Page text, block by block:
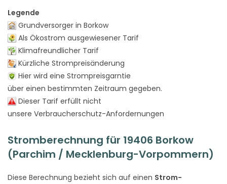
Legende
Grundversorger in Borkow
Als Ökostrom ausgewiesener Tarif
Klimafreundlicher Tarif
Kürzliche Strompreisänderung
Hier wird eine Strompreisgarntie
über einen bestimmten Zeitraum gegeben.
Dieser Tarif erfüllt nicht
unsere Verbraucherschutz-Anfordernungen
Stromberechnung für 19406 Borkow
(Parchim / Mecklenburg-Vorpommern)
Diese Berechnung bezieht sich auf einen Strom-